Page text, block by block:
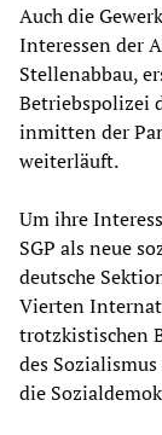
Auch die
Interessen der
Stellenabbau,
Betriebspolizei
inmitten der
weiterläuft.
Um ihre
SGP als neue
deutsche
Vierten
trotzkistischen
des
die